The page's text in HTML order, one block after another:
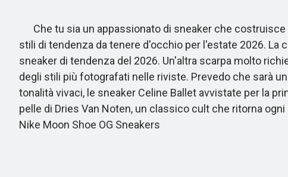
Che tu sia un appassionato di sneaker che costruisce
stili di tendenza da tenere d'occhio per l'estate 2026.
sneaker di tendenza del 2026. Un'altra scarpa molto
degli stili più fotografati nelle riviste. Prevedo che sarà
tonalità vivaci, le sneaker Celine Ballet avvistate per la
pelle di Dries Van Noten, un classico cult che ritorna
Nike Moon Shoe OG Sneakers